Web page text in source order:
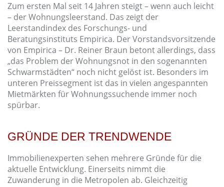
Zum ersten Mal seit 14 Jahren steigt – wenn auch leicht
– der Wohnungsleerstand. Das zeigt der
Leerstandindex des Forschungs- und
Beratungsinstituts Empirica. Der Vorstandsvorsitzende
von Empirica – Dr. Reiner Braun betont allerdings, dass
„das Problem der Wohnungsnot in den sogenannten
Schwarmstädten“ noch nicht gelöst ist. Besonders im
unteren Preissegment ist das in vielen angespannten
Mietmärkten für Wohnungssuchende immer noch
spürbar.
GRÜNDE DER TRENDWENDE
Immobilienexperten sehen mehrere Gründe für die
aktuelle Entwicklung. Einerseits nimmt die
Zuwanderung in die Metropolen ab. Gleichzeitig